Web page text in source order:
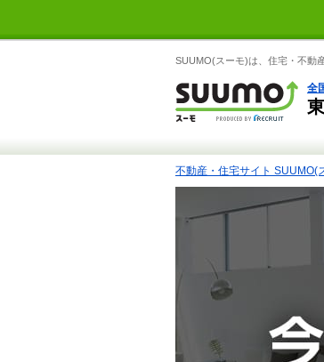
SUUMO(スーモ)は、住宅・不動
全
不動産・住宅サイト SUUMO(